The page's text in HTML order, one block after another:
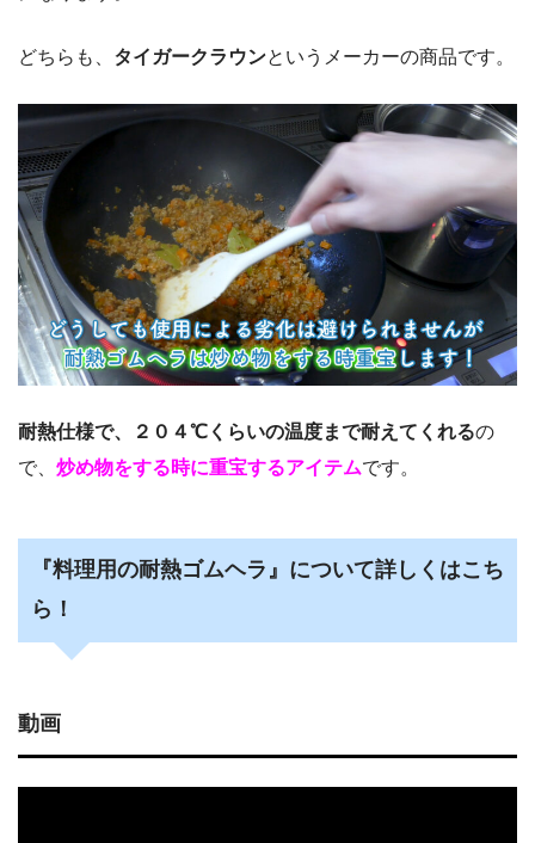
どちらも、 タイガークラウンというメーカーの商品です。
耐熱仕様で、２０４℃くらいの温度まで耐えてくれるの
で、 炒め物をする時に重宝するアイテムです。
『料理用の耐熱ゴムヘラ』について詳しくはこち
ら！
動画